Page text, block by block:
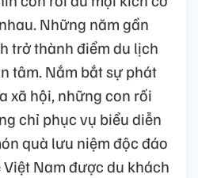
Những năm gần
trở thành điểm du lịch
tâm. Nắm bắt sự phát
xã hội, những con rối
chỉ phục vụ biểu diễn
quà lưu niệm độc đáo
Nam được du khách